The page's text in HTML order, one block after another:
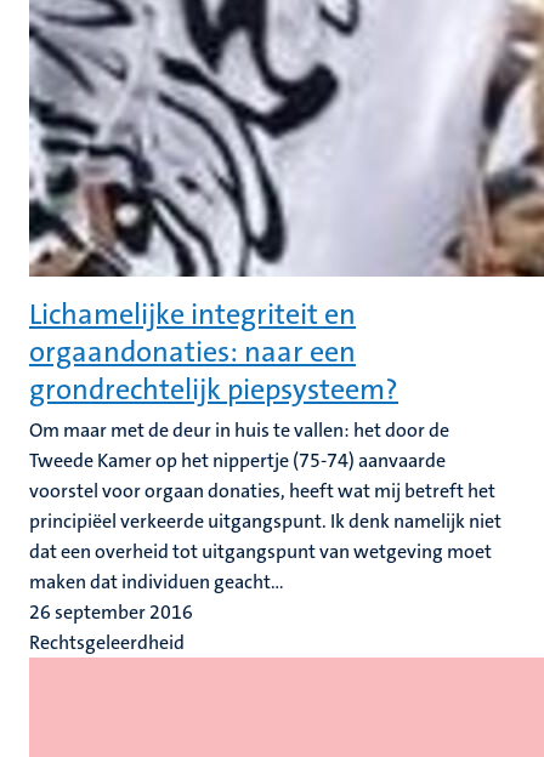
Lichamelijke integriteit en
orgaandonaties: naar een
grondrechtelijk piepsysteem?
Om maar met de deur in huis te vallen: het door de
Tweede Kamer op het nippertje (75-74) aanvaarde
voorstel voor orgaan donaties, heeft wat mij betreft het
principiëel verkeerde uitgangspunt. Ik denk namelijk niet
dat een overheid tot uitgangspunt van wetgeving moet
maken dat individuen geacht...
26 september 2016
Rechtsgeleerdheid